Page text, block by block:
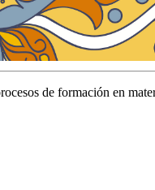
de formación en